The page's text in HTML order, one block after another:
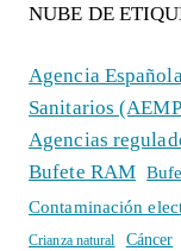
NUBE DE
Agencia
Sanitarios
Agencias
Bufete RAM
Contaminación
Crianza natural Cáncer